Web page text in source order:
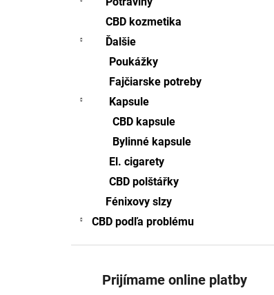
CBD kozmetika
Ďalšie
Poukážky
Fajčiarske potreby
Kapsule
CBD kapsule
Bylinné kapsule
El. cigarety
CBD polštářky
Fénixovy slzy
CBD podľa problému
Prijímame online platby
CBD -FÉNIXOVE SLZY 2ML FULL-
SPECTRUM
€70,71
Pôvodne: €76,92